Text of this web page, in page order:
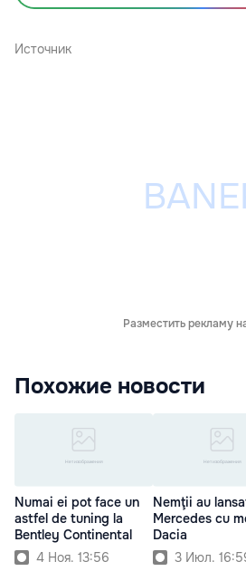
Источник
Разместить рекламу
Похожие новости
Numai ei pot face un
astfel de tuning la
Bentley Continental
4 Ноя. 13:56
Nemţii au
Mercedes cu
Dacia
3 Июл.